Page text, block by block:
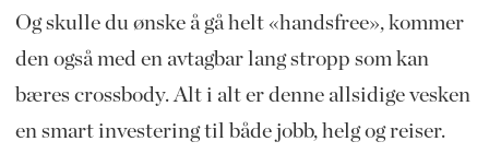
Og skulle du ønske å gå helt «handsfree», kommer
den også med en avtagbar lang stropp som kan
bæres crossbody. Alt i alt er denne allsidige vesken
en smart investering til både jobb, helg og reiser.